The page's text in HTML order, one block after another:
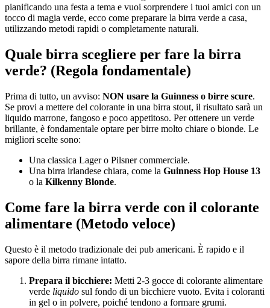
pianificando una festa a tema e vuoi sorprendere i tuoi amici con un
tocco di magia verde, ecco come preparare la birra verde a casa,
utilizzando metodi rapidi o completamente naturali.
Quale birra scegliere per fare la birra
verde? (Regola fondamentale)
Prima di tutto, un avviso: NON usare la Guinness o birre scure.
Se provi a mettere del colorante in una birra stout, il risultato sarà un
liquido marrone, fangoso e poco appetitoso. Per ottenere un verde
brillante, è fondamentale optare per birre molto chiare o bionde. Le
migliori scelte sono:
Una classica Lager o Pilsner commerciale.
Una birra irlandese chiara, come la Guinness Hop House 13
o la Kilkenny Blonde.
Come fare la birra verde con il colorante
alimentare (Metodo veloce)
Questo è il metodo tradizionale dei pub americani. È rapido e il
sapore della birra rimane intatto.
Prepara il bicchiere: Metti 2-3 gocce di colorante alimentare
verde liquido sul fondo di un bicchiere vuoto. Evita i coloranti
in gel o in polvere, poiché tendono a formare grumi.